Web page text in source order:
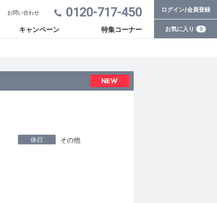
0120-717-450
キャンペーン 特集コーナー
お問い合わせ ログイン/会員登録
お気に入り 0
NEW
休日 その他